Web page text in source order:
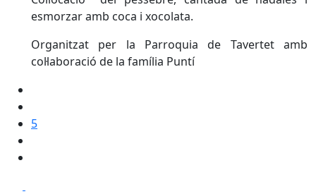
esmorzar amb coca i xocolata.
Organitzat per la Parroquia de Tavertet amb
col·laboració de la família Puntí
5